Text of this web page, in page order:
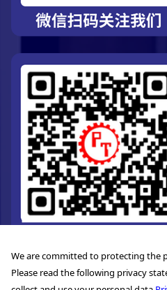
We are committed to protecting the
Please read the following privacy